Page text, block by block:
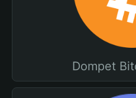
Dompet